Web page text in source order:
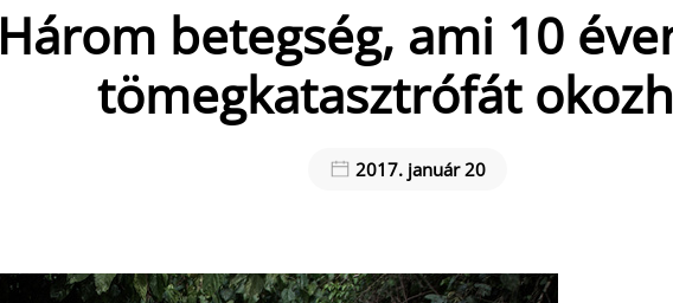
Három betegség, ami 10
tömegkatasztrófát
2017. január 20